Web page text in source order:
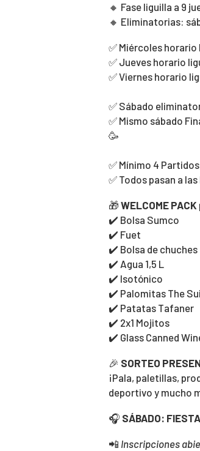
🔸 Fase liguilla a 9
🔸 Eliminatorias:
✅ Miércoles horario
✅ Jueves horario
✅ Viernes horario
✅ Sábado
✅ Mismo sábado
🥳
✅️ Mínimo 4
✅ Todos pasan a
🎁WELCOME PACK
✔️ Bolsa Sumco
✔️ Fuet
✔️ Bolsa de chuches
✔️ Agua 1,5 L
✔️ Isotónico
✔️ Palomitas The
✔️ Patatas Tafaner
✔️ 2x1 Mojitos
✔️ Glass Canned
🎉 SORTEO
¡Pala, paletillas,
deportivo y mucho
🎧 SÁBADO:
📲 Inscripciones